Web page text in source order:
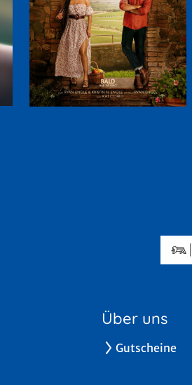
Über uns
Gutscheine